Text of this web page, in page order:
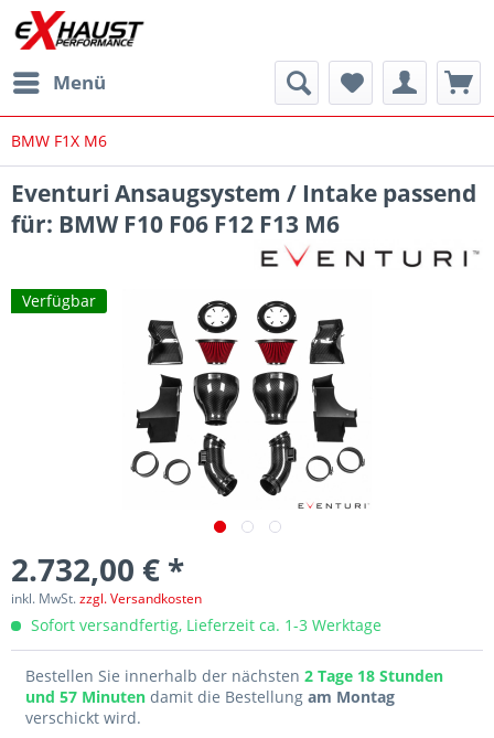
Menü
BMW F1X M6
Eventuri Ansaugsystem / Intake passend
für: BMW F10 F06 F12 F13 M6
Verfügbar
2.732,00 € *
inkl. MwSt.zzgl. Versandkosten
Sofort versandfertig, Lieferzeit ca. 1-3 Werktage
Bestellen Sie innerhalb der nächsten 2 Tage 18 Stunden
und 57 Minuten damit die Bestellung am Montag
verschickt wird.